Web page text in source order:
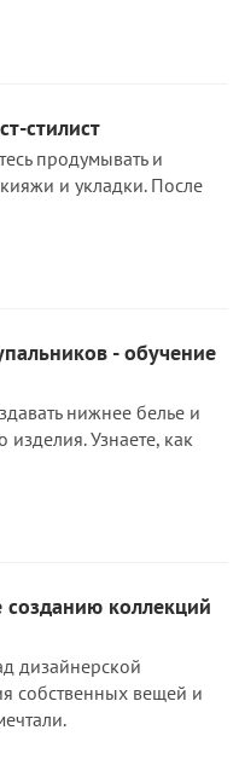
стилист
продумывать и
и укладки. После
- обучение
нижнее белье и
изделия. Узнаете, как
коллекций
дизайнерской
собственных вещей и